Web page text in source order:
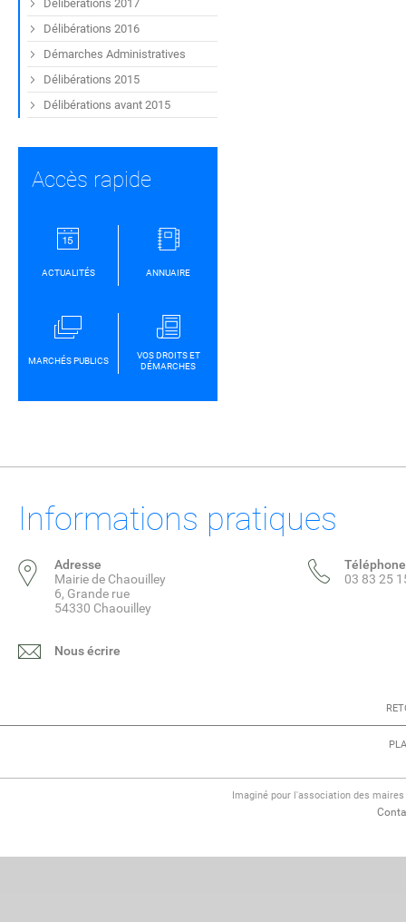
Délibérations 2017
Délibérations 2016
Démarches Administratives
Délibérations 2015
Délibérations avant 2015
Accès rapide
ACTUALITÉS ANNUAIRE
MARCHÉS PUBLICS
VOS DROITS ET
DÉMARCHES
Informations pratiques
Adresse
Mairie de Chaouilley
6, Grande rue
54330 Chaouilley
Nous écrire
Téléphone
03 83 25
Imaginé pour l'association des